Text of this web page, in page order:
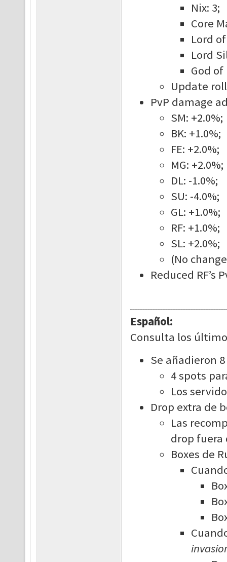
Nix: 3;
Core
Lord
Lord
God of
Update
PvP damage
SM: +2.0%;
BK: +1.0%;
FE: +2.0%;
MG: +2.0%;
DL: -1.0%;
SU: -4.0%;
GL: +1.0%;
RF: +1.0%;
SL: +2.0%;
(No
Reduced RF’s
Español:
Consulta los
Se añadieron
4 spots
Los
Drop extra de
Las
drop fuera
Boxes de